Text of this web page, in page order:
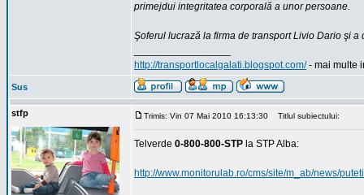
primejdui integritatea corporală a unor persoane.
Şoferul lucrază la firma de transport Livio Dario şi
http://transportlocalgalati.blogspot.com/- mai multe
Sus
stfp Trimis: Vin 07 Mai 2010 16:13:30 Titlul subiectului:
Telverde 0-800-800-STP la STP Alba:
http://www.monitorulab.ro/cms/site/m_ab/news/